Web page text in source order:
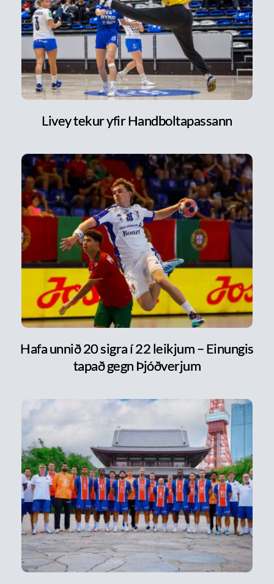
Livey tekur yfir Handboltapassann
Hafa unnið 20 sigra í 22 leikjum – Einungis
tapað gegn Þjóðverjum